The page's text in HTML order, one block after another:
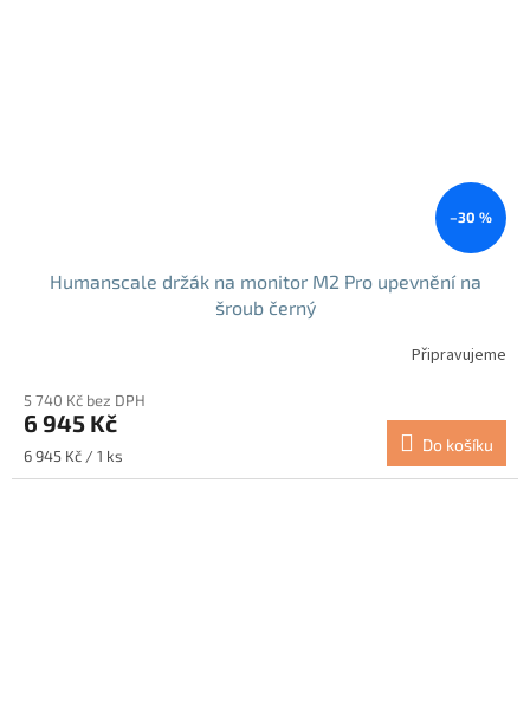
–30 %
Humanscale držák na monitor M2 Pro upevnění na
šroub černý
Připravujeme
5 740 Kč bez DPH
6 945 Kč
Měrná
cena:
6 945 Kč / 1 ks
Do košíku